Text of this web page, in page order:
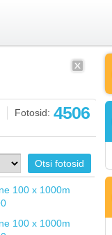
Fotosid: 4506